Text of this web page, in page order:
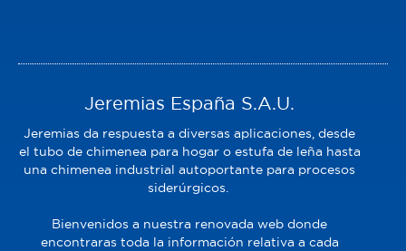
Jeremias España S.A.U.
Jeremias da respuesta a diversas aplicaciones, desde
el tubo de chimenea para hogar o estufa de leña hasta
una chimenea industrial autoportante para procesos
siderúrgicos.
Bienvenidos a nuestra renovada web donde
encontraras toda la información relativa a cada